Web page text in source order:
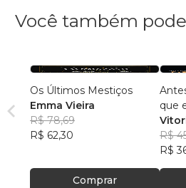
Você também
Os Últimos Mestiços
Emma Vieira
R$ 78,69
R$ 62,30
Comprar
que
que
R$
R$